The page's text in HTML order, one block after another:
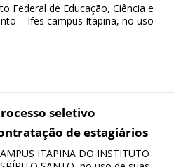
Federal de Educação, Ciência e
– Ifes campus Itapina, no uso
seletivo
de estagiários
ITAPINA DO INSTITUTO